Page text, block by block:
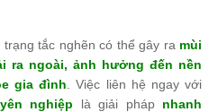
tắc nghẽn có thể gây ra mùi
ra ngoài, ảnh hưởng đến nền
gia đình . Việc liên hệ ngay với
nghiệp là giải pháp nhanh